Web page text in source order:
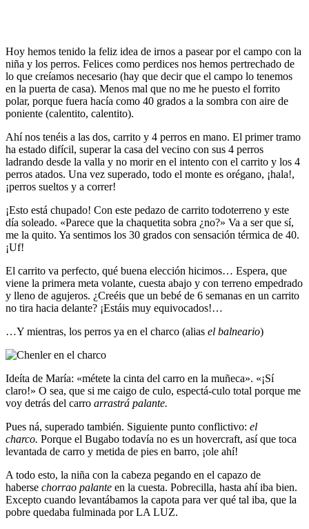
Hoy hemos tenido la feliz idea de irnos a pasear por el campo con la
niña y los perros. Felices como perdices nos hemos pertrechado de
lo que creíamos necesario (hay que decir que el campo lo tenemos
en la puerta de casa). Menos mal que no me he puesto el forrito
polar, porque fuera hacía como 40 grados a la sombra con aire de
poniente (calentito, calentito).
Ahí nos tenéis a las dos, carrito y 4 perros en mano. El primer tramo
ha estado difícil, superar la casa del vecino con sus 4 perros
ladrando desde la valla y no morir en el intento con el carrito y los 4
perros atados. Una vez superado, todo el monte es orégano, ¡hala!,
¡perros sueltos y a correr!
¡Esto está chupado! Con este pedazo de carrito todoterreno y este
día soleado. «Parece que la chaquetita sobra ¿no?» Va a ser que sí,
me la quito. Ya sentimos los 30 grados con sensación térmica de 40.
¡Uf!
El carrito va perfecto, qué buena elección hicimos… Espera, que
viene la primera meta volante, cuesta abajo y con terreno empedrado
y lleno de agujeros. ¿Creéis que un bebé de 6 semanas en un carrito
no tira hacia delante? ¡Estáis muy equivocados!…
…Y mientras, los perros ya en el charco (alias el balneario)
Ideíta de María: «métete la cinta del carro en la muñeca». «¡Sí
claro!» O sea, que si me caigo de culo, espectá-culo total porque me
voy detrás del carro arrastrá palante.
Pues ná, superado también. Siguiente punto conflictivo: el
charco. Porque el Bugabo todavía no es un hovercraft, así que toca
levantada de carro y metida de pies en barro, ¡ole ahí!
A todo esto, la niña con la cabeza pegando en el capazo de
haberse chorrao palante en la cuesta. Pobrecilla, hasta ahí iba bien.
Excepto cuando levantábamos la capota para ver qué tal iba, que la
pobre quedaba fulminada por LA LUZ.